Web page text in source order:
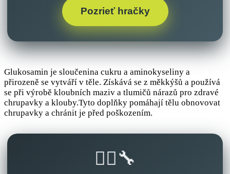
Pozrieť hračky
Glukosamin je sloučenina cukru a aminokyseliny a
přirozeně se vytváří v těle. Získává se z měkkýšů a používá
se při výrobě kloubních maziv a tlumičů nárazů pro zdravé
chrupavky a klouby.Tyto doplňky pomáhají tělu obnovovat
chrupavky a chránit je před poškozením.
🚴‍♂️🔧